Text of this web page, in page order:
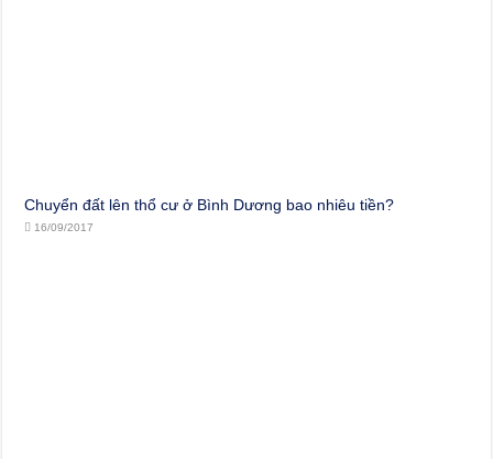
Chuyển đất lên thổ cư ở Bình Dương bao nhiêu tiền?
16/09/2017